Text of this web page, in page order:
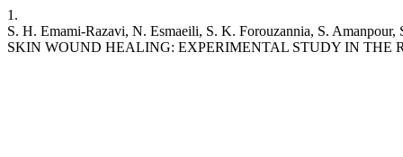
1.
S. H. Emami-Razavi, N. Esmaeili, S. K. Forouzannia, S.
SKIN WOUND HEALING: EXPERIMENTAL STUDY IN THE